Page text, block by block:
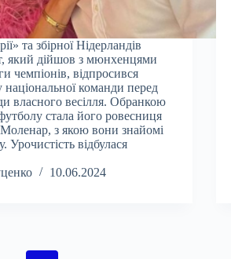
та збірної Нідерландів
який дійшов з мюнхенцями
чемпіонів, відпросився
національної команди перед
власного весілля. Обранкою
стала його ровесниця
з якою вони знайомі
Урочистість відбулася
10.06.2024